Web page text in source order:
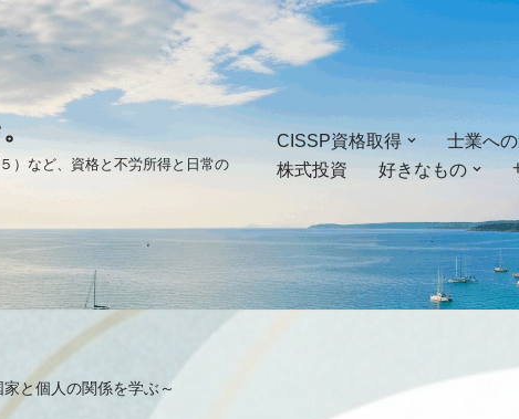
）など、資格と不労所得と日常の
CISSP資格取得 士業へ
株式投資
好きなもの
と個人の関係を学ぶ～